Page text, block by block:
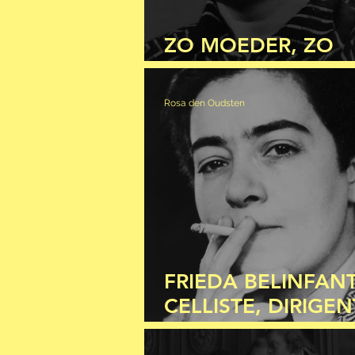
ZO MOEDER, ZO
DOCHTERS
FRIEDA
CELLISTE,
VERZETSSTRIJDER
Rosa den Oudsten